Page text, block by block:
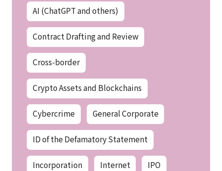
AI (ChatGPT and others)
Contract Drafting and Review
Cross-border
Crypto Assets and Blockchains
Cybercrime General Corporate
ID of the Defamatory Statement
Incorporation Internet IPO